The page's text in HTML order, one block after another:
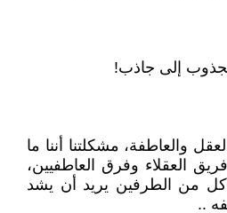
إلى جاذب!
والعاطفة، مشكلتنا أننا ما
العقلاء وفرق العاطفيين،
كل من الطرفين يريد أن يشد
..